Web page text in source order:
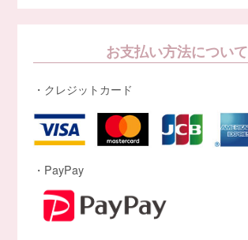
お支払い方法について
・クレジットカード
・PayPay